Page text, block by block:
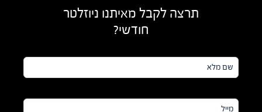
תרצה לקבל מאיתנו ניוזלטר
חודשי?
שם
מלא*
מייל*